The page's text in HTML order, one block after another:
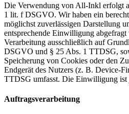
Die Verwendung von All-Inkl erfolgt
1 lit. f DSGVO. Wir haben ein
möglichst zuverlässigen Darstellung
entsprechende Einwilligung
Verarbeitung ausschließlich auf
DSGVO und § 25 Abs. 1 TTDSG,
Speicherung von Cookies oder den
Endgerät des Nutzers (z. B. Device-
TTDSG umfasst. Die Einwilligung ist
Auftragsverarbeitung